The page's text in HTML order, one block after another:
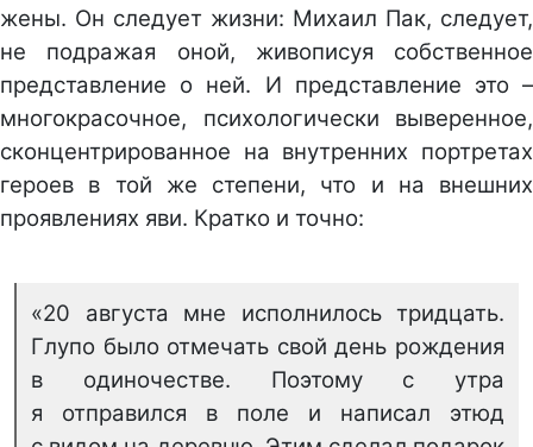
жены. Он следует жизни: Михаил Пак, следует,
не подражая оной, живописуя собственное
представление о ней. И представление это –
многокрасочное, психологически выверенное,
сконцентрированное на внутренних портретах
героев в той же степени, что и на внешних
проявлениях яви. Кратко и точно:
«20 августа мне исполнилось тридцать.
Глупо было отмечать свой день рождения
в одиночестве. Поэтому с утра
я отправился в поле и написал этюд